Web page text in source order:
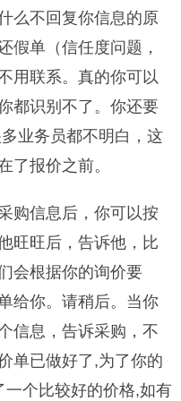
么不回复你信息的原
假单（信任度问题，
用联系。真的你可以
都识别不了。你还要
业务员都不明白，这
了报价之前。
购信息后，你可以按
旺旺后，告诉他，比
会根据你的询价要
给你。请稍后。当你
信息，告诉采购，不
单已做好了,为了你的
个比较好的价格,如有